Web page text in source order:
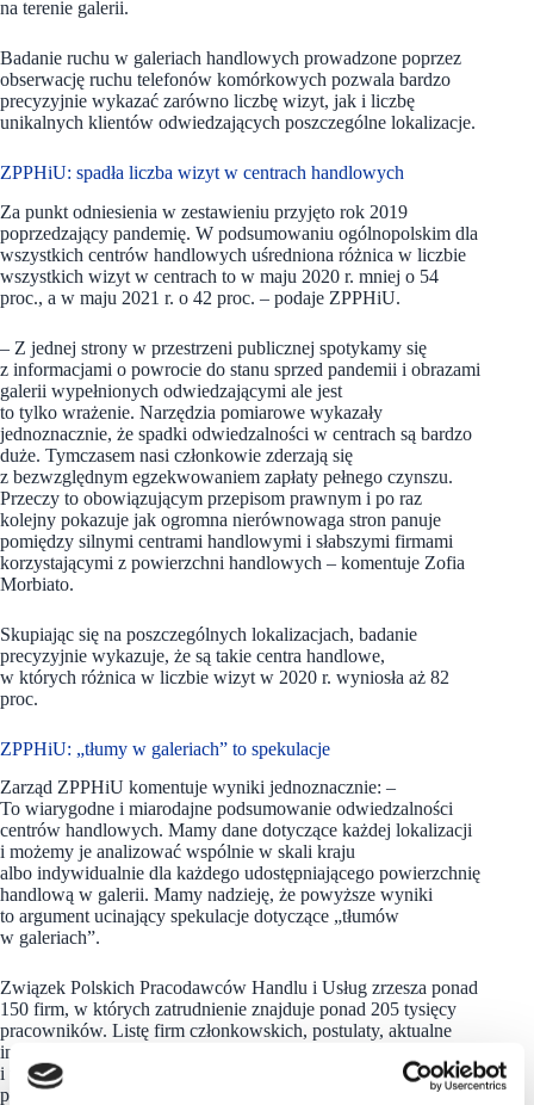
na terenie galerii.
Badanie ruchu w galeriach handlowych prowadzone poprzez
obserwację ruchu telefonów komórkowych pozwala bardzo
precyzyjnie wykazać zarówno liczbę wizyt, jak i liczbę
unikalnych klientów odwiedzających poszczególne lokalizacje.
ZPPHiU: spadła liczba wizyt w centrach handlowych
Za punkt odniesienia w zestawieniu przyjęto rok 2019
poprzedzający pandemię. W podsumowaniu ogólnopolskim dla
wszystkich centrów handlowych uśredniona różnica w liczbie
wszystkich wizyt w centrach to w maju 2020 r. mniej o 54
proc., a w maju 2021 r. o 42 proc. – podaje ZPPHiU.
– Z jednej strony w przestrzeni publicznej spotykamy się
z informacjami o powrocie do stanu sprzed pandemii i obrazami
galerii wypełnionych odwiedzającymi ale jest
to tylko wrażenie. Narzędzia pomiarowe wykazały
jednoznacznie, że spadki odwiedzalności w centrach są bardzo
duże. Tymczasem nasi członkowie zderzają się
z bezwzględnym egzekwowaniem zapłaty pełnego czynszu.
Przeczy to obowiązującym przepisom prawnym i po raz
kolejny pokazuje jak ogromna nierównowaga stron panuje
pomiędzy silnymi centrami handlowymi i słabszymi firmami
korzystającymi z powierzchni handlowych – komentuje Zofia
Morbiato.
Skupiając się na poszczególnych lokalizacjach, badanie
precyzyjnie wykazuje, że są takie centra handlowe,
w których różnica w liczbie wizyt w 2020 r. wyniosła aż 82
proc.
ZPPHiU: „tłumy w galeriach” to spekulacje
Zarząd ZPPHiU komentuje wyniki jednoznacznie: –
To wiarygodne i miarodajne podsumowanie odwiedzalności
centrów handlowych. Mamy dane dotyczące każdej lokalizacji
i możemy je analizować wspólnie w skali kraju
albo indywidualnie dla każdego udostępniającego powierzchnię
handlową w galerii. Mamy nadzieję, że powyższe wyniki
to argument ucinający spekulacje dotyczące „tłumów
w galeriach”.
Związek Polskich Pracodawców Handlu i Usług zrzesza ponad
150 firm, w których zatrudnienie znajduje ponad 205 tysięcy
pracowników. Listę firm członkowskich, postulaty, aktualne
informacje o działaniach podejmowanych przez ZPPHiU
i wszelkich aktywnościach, także medialnych, jego
przedstawicieli można znaleźć na stronie: https://zpphiu.pl/.